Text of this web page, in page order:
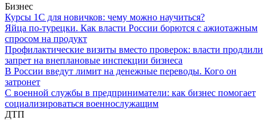
Бизнес
Курсы 1С для новичков: чему можно научиться?
Яйца по-турецки. Как власти России борются с ажиотажным
спросом на продукт
Профилактические визиты вместо проверок: власти продлили
запрет на внеплановые инспекции бизнеса
В России введут лимит на денежные переводы. Кого он
затронет
С военной службы в предприниматели: как бизнес помогает
социализироваться военнослужащим
ДТП